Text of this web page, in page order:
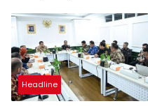
Sentosa II
Headline